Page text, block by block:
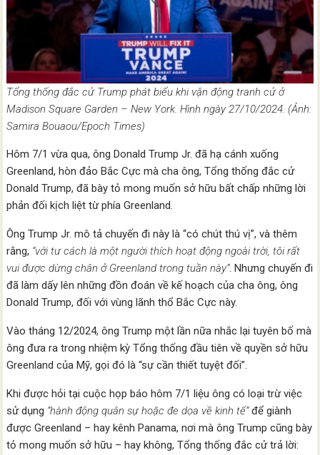
Tổng thống đắc cử Trump phát biểu khi vận động tranh cử ở
Madison Square Garden – New York. Hình ngày 27/10/2024. (Ảnh:
Samira Bouaou/Epoch Times)
Hôm 7/1 vừa qua, ông Donald Trump Jr. đã hạ cánh xuống
Greenland, hòn đảo Bắc Cực mà cha ông, Tổng thống đắc cử
Donald Trump, đã bày tỏ mong muốn sở hữu bất chấp những lời
phản đối kịch liệt từ phía Greenland.
Ông Trump Jr. mô tả chuyến đi này là “có chút thú vị”, và thêm
rằng, “với tư cách là một người thích hoạt động ngoài trời, tôi rất
vui được dừng chân ở Greenland trong tuần này”. Nhưng chuyến đi
đã làm dấy lên những đồn đoán về kế hoạch của cha ông, ông
Donald Trump, đối với vùng lãnh thổ Bắc Cực này.
Vào tháng 12/2024, ông Trump một lần nữa nhắc lại tuyên bố mà
ông đưa ra trong nhiệm kỳ Tổng thống đầu tiên về quyền sở hữu
Greenland của Mỹ, gọi đó là “sự cần thiết tuyệt đối”.
Khi được hỏi tại cuộc họp báo hôm 7/1 liệu ông có loại trừ việc
sử dụng “hành động quân sự hoặc đe dọa về kinh tế”để giành
được Greenland – hay kênh Panama, nơi mà ông Trump cũng bày
tỏ mong muốn sở hữu – hay không, Tổng thống đắc cử trả lời: